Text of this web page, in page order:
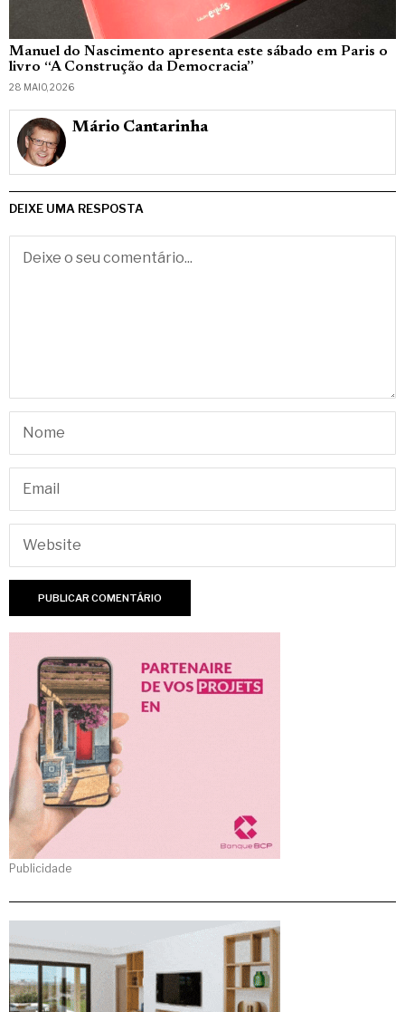
Manuel do Nascimento apresenta este sábado em Paris o
livro “A Construção da Democracia”
28 MAIO, 2026
Mário Cantarinha
DEIXE UMA RESPOSTA
Publicidade